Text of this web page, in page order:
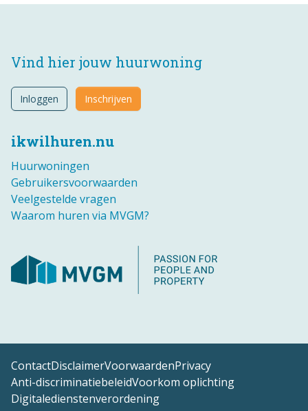
ikwilhuren.nu
Huurwoningen
Gebruikersvoorwaarden
Veelgestelde vragen
Waarom huren via MVGM?
Vind hier jouw huurwoning
Inloggen Inschrijven
ContactDisclaimerVoorwaardenPrivacy
Anti-discriminatiebeleidVoorkom oplichting
Digitaledienstenverordening